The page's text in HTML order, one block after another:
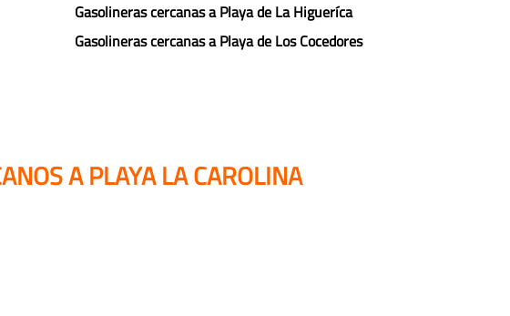
Gasolineras cercanas a Playa de La Higueríca
Gasolineras cercanas a Playa de Los Cocedores
A PLAYA LA CAROLINA